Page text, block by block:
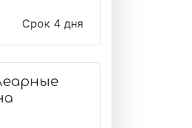
Срок 4 дня